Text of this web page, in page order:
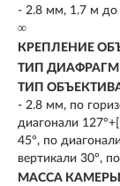
- 2.8 мм, 1.7 м
∞
КРЕПЛЕНИЕ
ТИП
ТИП
- 2.8 мм, по
диагонали
45°, по
вертикали 30°,
МАССА КАМЕРЫ